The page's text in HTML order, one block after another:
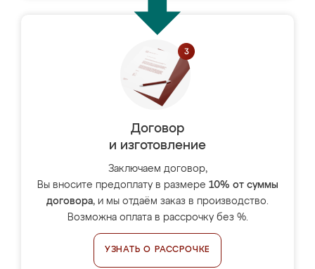
Договор
и изготовление
Заключаем договор,
Вы вносите предоплату в размере 10% от суммы
договора, и мы отдаём заказ в производство.
Возможна оплата в рассрочку без %.
УЗНАТЬ О РАССРОЧКЕ